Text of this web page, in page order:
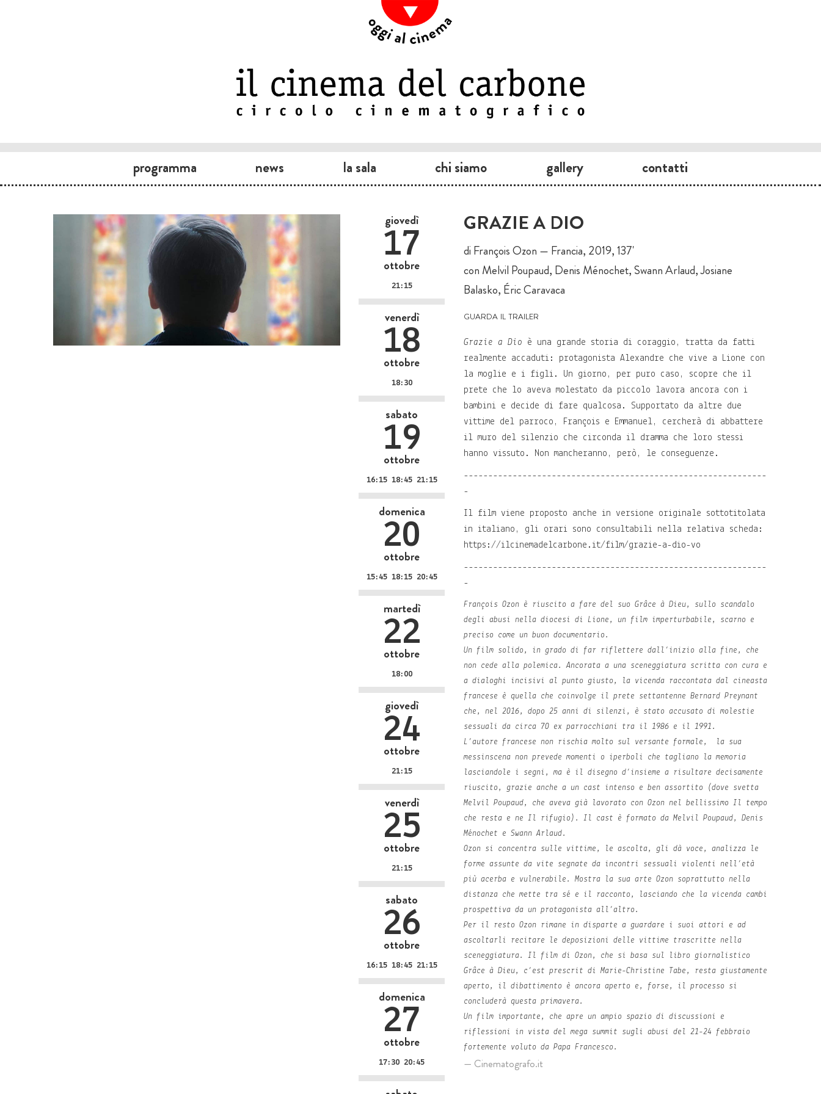
programma news la sala chi siamo gallery contatti
giovedì
17
ottobre
21:15
venerdì
18
ottobre
18:30
sabato
19
ottobre
16:15 18:45 21:15
domenica
20
ottobre
15:45 18:15 20:45
martedì
22
ottobre
18:00
giovedì
24
ottobre
21:15
venerdì
25
ottobre
21:15
sabato
26
ottobre
16:15 18:45 21:15
domenica
27
ottobre
17:30 20:45
GRAZIE A DIO
di François Ozon — Francia, 2019, 137'
con Melvil Poupaud, Denis Ménochet, Swann Arlaud, Josiane
Balasko, Éric Caravaca
guarda il trailer
Grazie a Dio è una grande storia di coraggio, tratta da fatti
realmente accaduti: protagonista Alexandre che vive a Lione con
la moglie e i figli. Un giorno, per puro caso, scopre che il
prete che lo aveva molestato da piccolo lavora ancora con i
bambini e decide di fare qualcosa. Supportato da altre due
vittime del parroco, François e Emmanuel, cercherà di abbattere
il muro del silenzio che circonda il dramma che loro stessi
hanno vissuto. Non mancheranno, però, le conseguenze.
--------------------------------------------------------------
-
Il film viene proposto anche in versione originale sottotitolata
in italiano, gli orari sono consultabili nella relativa scheda:
https://ilcinemadelcarbone.it/film/grazie-a-dio-vo
--------------------------------------------------------------
-
François Ozon è riuscito a fare del suo Grâce à Dieu, sullo scandalo
degli abusi nella diocesi di Lione, un film imperturbabile, scarno e
preciso come un buon documentario.
Un film solido, in grado di far riflettere dall’inizio alla fine, che
non cede alla polemica. Ancorata a una sceneggiatura scritta con cura e
a dialoghi incisivi al punto giusto, la vicenda raccontata dal cineasta
francese è quella che coinvolge il prete settantenne Bernard Preynant
che, nel 2016, dopo 25 anni di silenzi, è stato accusato di molestie
sessuali da circa 70 ex parrocchiani tra il 1986 e il 1991.
L’autore francese non rischia molto sul versante formale, la sua
messinscena non prevede momenti o iperboli che tagliano la memoria
lasciandole i segni, ma è il disegno d’insieme a risultare decisamente
riuscito, grazie anche a un cast intenso e ben assortito (dove svetta
Melvil Poupaud, che aveva già lavorato con Ozon nel bellissimo Il tempo
che restae ne Il rifugio). Il cast è formato da Melvil Poupaud, Denis
Ménochet e Swann Arlaud.
Ozon si concentra sulle vittime, le ascolta, gli dà voce, analizza le
forme assunte da vite segnate da incontri sessuali violenti nell’età
più acerba e vulnerabile. Mostra la sua arte Ozon soprattutto nella
distanza che mette tra sé e il racconto, lasciando che la vicenda cambi
prospettiva da un protagonista all’altro.
Per il resto Ozon rimane in disparte a guardare i suoi attori e ad
ascoltarli recitare le deposizioni delle vittime trascritte nella
sceneggiatura. Il film di Ozon, che si basa sul libro giornalistico
Grâce à Dieu, c’est prescrit di Marie-Christine Tabe, resta giustamente
aperto, il dibattimento è ancora aperto e, forse, il processo si
concluderà questa primavera.
Un film importante, che apre un ampio spazio di discussioni e
riflessioni in vista del mega summit sugli abusi del 21-24 febbraio
fortemente voluto da Papa Francesco.
Cinematografo.it